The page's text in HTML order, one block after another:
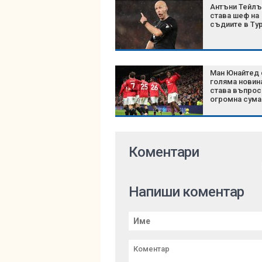
Антъни
става шеф на
съдиите в
Ман Юнайтед
голяма
става въпрос
огромна сума
Коментари
Напиши коментар